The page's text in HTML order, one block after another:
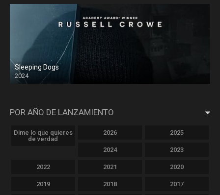
Sleeping Dogs
2024
POR AÑO DE LANZAMIENTO
Dime lo que quieres
de verdad
2026 2025
2024 2023
2022 2021 2020
2019 2018 2017